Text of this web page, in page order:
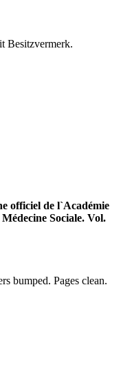
Besitzvermerk.
officiel de l`Académie
Sociale. Vol.
bumped. Pages clean.